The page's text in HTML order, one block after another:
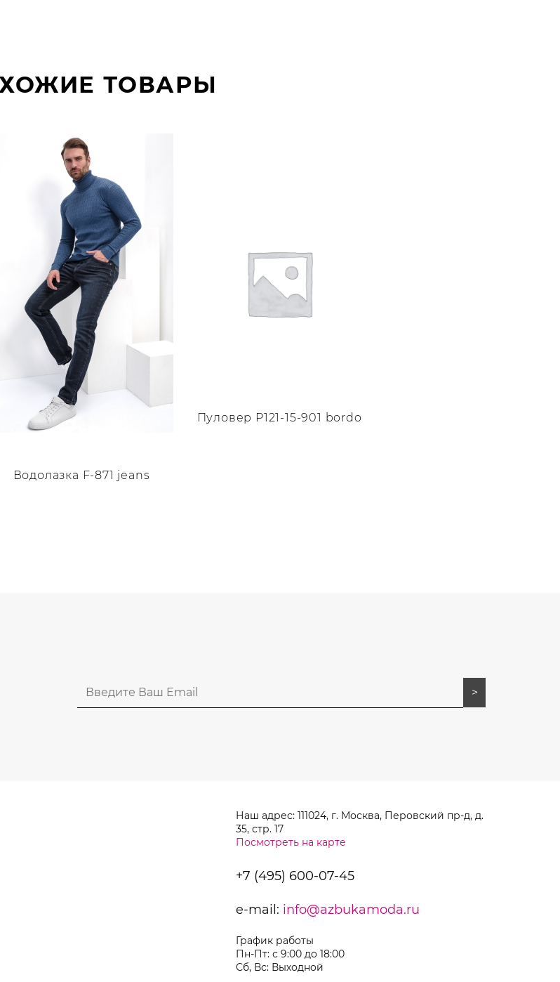
ТОВАРЫ
Водолазка F-871 jeans
Пуловер P121-15-901 bordo
Наш адрес: 111024, г. Москва, Перовский пр-д, д.
35, стр. 17
Посмотреть на карте
+7 (495) 600-07-45
e-mail: info@azbukamoda.ru
График работы
Пн-Пт: с 9:00 до 18:00
Сб, Вс: Выходной